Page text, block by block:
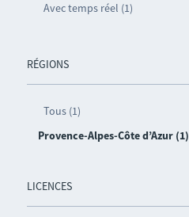
Avec temps réel (1)
RÉGIONS
Tous (1)
Provence-Alpes-Côte d’Azur (1)
LICENCES